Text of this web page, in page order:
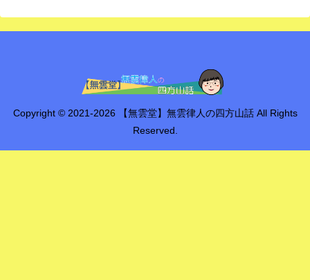
Copyright © 2021-2026 【無雲堂】無雲律人の四方山話 All Rights
Reserved.